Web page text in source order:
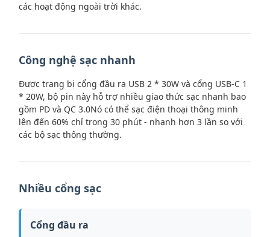
các hoạt động ngoài trời khác.
Công nghệ sạc nhanh
Được trang bị cổng đầu ra USB 2 * 30W và cổng USB-C 1
* 20W, bộ pin này hỗ trợ nhiều giao thức sạc nhanh bao
gồm PD và QC 3.0Nó có thể sạc điện thoại thông minh
lên đến 60% chỉ trong 30 phút - nhanh hơn 3 lần so với
các bộ sạc thông thường.
Nhiều cổng sạc
Cổng đầu ra